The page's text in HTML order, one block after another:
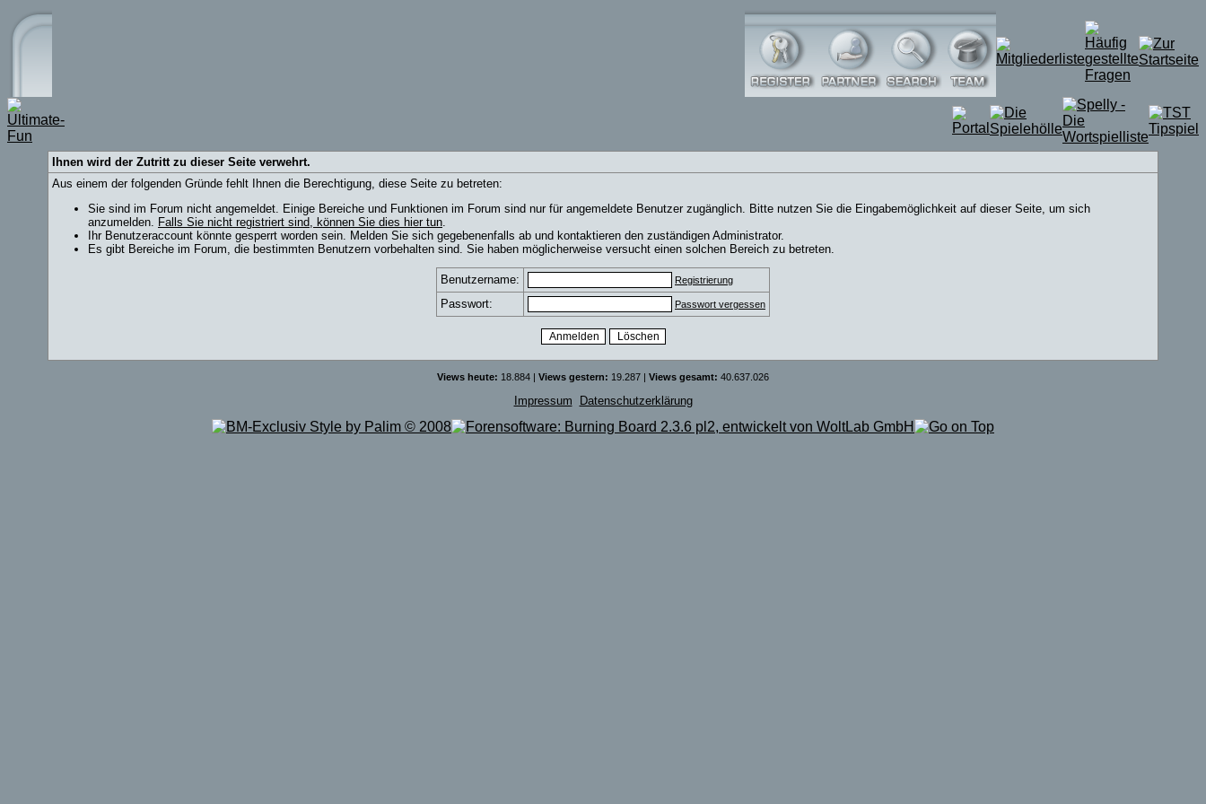
Ihnen wird der Zutritt zu dieser Seite verwehrt.
Aus einem der folgenden Gründe fehlt Ihnen die Berechtigung, diese Seite zu betreten:
Sie sind im Forum nicht angemeldet. Einige Bereiche und Funktionen im Forum sind nur für angemeldete Benutzer zugänglich. Bitte nutzen Sie die Eingabemöglichkeit auf dieser Seite, um sich
anzumelden. Falls Sie nicht registriert sind, können Sie dies hier tun.
Ihr Benutzeraccount könnte gesperrt worden sein. Melden Sie sich gegebenenfalls ab und kontaktieren den zuständigen Administrator.
Es gibt Bereiche im Forum, die bestimmten Benutzern vorbehalten sind. Sie haben möglicherweise versucht einen solchen Bereich zu betreten.
Benutzername: Registrierung
Passwort: Passwort vergessen
Views heute: 18.884 | Views gestern: 19.287 | Views gesamt: 40.637.026
Impressum Datenschutzerklärung